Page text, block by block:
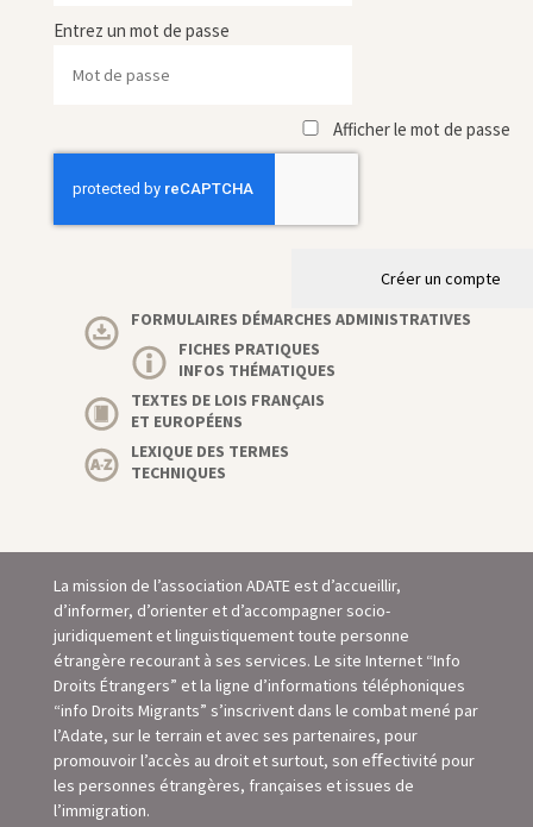
Entrez un mot de passe
Afficher le mot de passe
Créer un compte
FORMULAIRES DÉMARCHES ADMINISTRATIVES
FICHES PRATIQUES
INFOS THÉMATIQUES
TEXTES DE LOIS FRANÇAIS
ET EUROPÉENS
LEXIQUE DES TERMES
TECHNIQUES
La mission de l’association ADATE est d’accueillir,
d’informer, d’orienter et d’accompagner socio-
juridiquement et linguistiquement toute personne
étrangère recourant à ses services. Le site Internet “Info
Droits Étrangers” et la ligne d’informations téléphoniques
“info Droits Migrants” s’inscrivent dans le combat mené par
l’Adate, sur le terrain et avec ses partenaires, pour
promouvoir l’accès au droit et surtout, son eﬀectivité pour
les personnes étrangères, françaises et issues de
l’immigration.